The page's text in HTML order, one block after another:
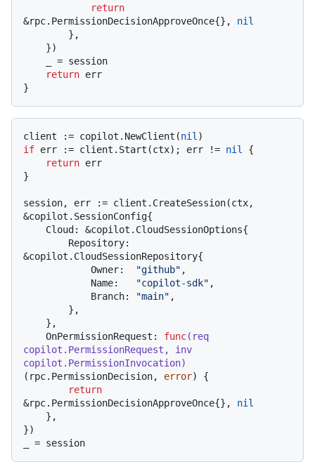
return
&rpc.PermissionDecisionApproveOnce{}, nil
return err
client := copilot.NewClient(nil
if err := client.Start(ctx); err != nil {
return err
}
session, err := client.CreateSession(ctx,
&copilot.SessionConfig{
&copilot.CloudSessionRepository{
            Owner:
"github" ,
            Name:
"copilot-sdk" ,
            Branch:
"main" ,
    OnPermissionRequest:
func(req
copilot.PermissionRequest, inv
copilot.PermissionInvocation)
(rpc.PermissionDecision, error) {
return
&rpc.PermissionDecisionApproveOnce{}, nil
})